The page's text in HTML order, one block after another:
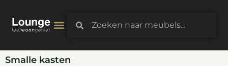
Smalle kasten